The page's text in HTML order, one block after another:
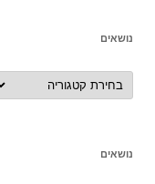
נושאים
נושאים
נושאים